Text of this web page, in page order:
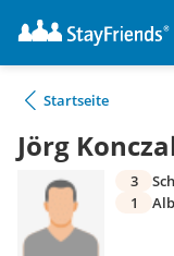
Startseite
Jörg
3
1